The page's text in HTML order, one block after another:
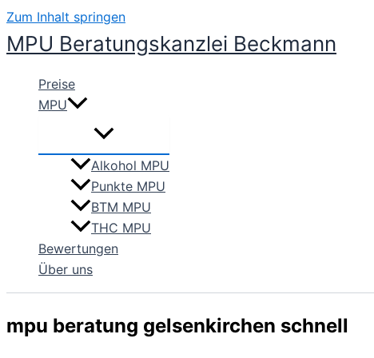
Zum Inhalt springen
MPU Beratungskanzlei Beckmann
Preise
MPU
Alkohol MPU
Punkte MPU
BTM MPU
THC MPU
Bewertungen
Über uns
mpu beratung gelsenkirchen schnell